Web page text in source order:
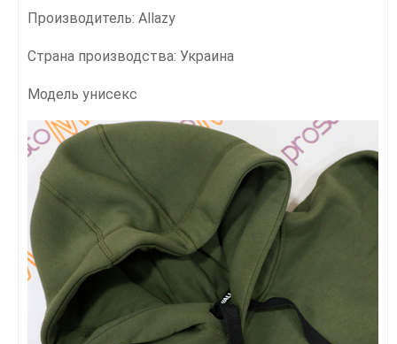
Производитель: Allazy
Страна производства: Украина
Модель унисекс